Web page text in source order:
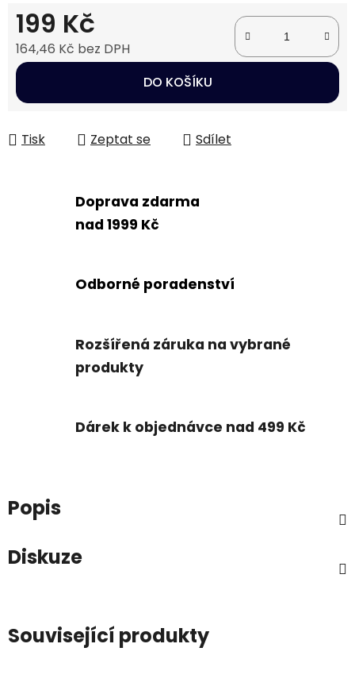
199 Kč
164,46 Kč bez DPH
Měrná cena:
DO KOŠÍKU
Tisk Zeptat se Sdílet
Doprava zdarma
nad 1999 Kč
Odborné poradenství
Rozšířená záruka na vybrané
produkty
Dárek k objednávce nad 499 Kč
Popis
Diskuze
Související produkty